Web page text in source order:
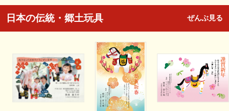
日本の伝統・郷土玩具 ぜんぶ見る